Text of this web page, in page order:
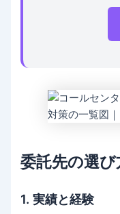
委託先の選
1. 実績と経験